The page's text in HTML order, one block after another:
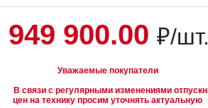
949 900.00 ₽/шт.
Уважаемые покупатели
цен на технику просим уточнять актуальную